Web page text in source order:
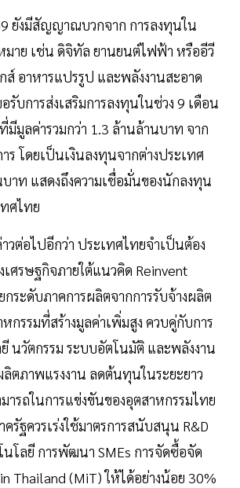
ยังมีสัญญาณบวกจาก การลงทุนใน
มาย เช่น ดิจิทัล ยานยนต์ไฟฟ้า หรืออีวี
ส์ อาหารแปรรูป และพลังงานสะอาด
บการส่งเสริมการลงทุนในช่วง 9 เดือน
มีมูลค่ารวมกว่า 1.3 ล้านล้านบาท จาก
าร โดยเป็นเงินลงทุนจากต่างประเทศ
าท แสดงถึงความเชื่อมั่นของนักลงทุน
ศไทย
าวต่อไปอีกว่า ประเทศไทยจำเป็นต้อง
เศรษฐกิจภายใต้แนวคิด Reinvent
กระดับภาคการผลิตจากการรับจ้างผลิต
กรรมที่สร้างมูลค่าเพิ่มสูง ควบคู่กับการ
นวัตกรรม ระบบอัตโนมัติ และพลังงาน
ตภาพแรงงาน ลดต้นทุนในระยะยาว
ารถในการแข่งขันของอุตสาหกรรมไทย
รัฐควรเร่งใช้มาตรการสนับสนุน R&D
นโลยี การพัฒนา SMEs การจัดซื้อจัด
Thailand (MiT) ให้ได้อย่างน้อย 30%